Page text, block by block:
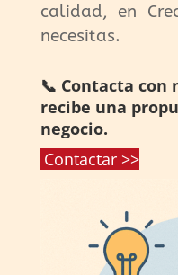
calidad, en
necesitas.
📞 Contacta con
recibe una
negocio.
Contactar >>